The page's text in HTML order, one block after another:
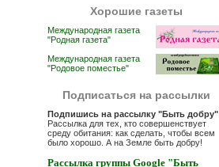
Хорошие газеты
Международная газета
"Родная газета"
Международная газета
"Родовое поместье"
Подписаться на рассылки
Подпишись на рассылку "Быть добру"
Рассылка для тех, кто совершенствует
среду обитания: как сделать, чтобы всем
было хорошо. А на Земле быть добру!
Рассылка группы Google "Быть